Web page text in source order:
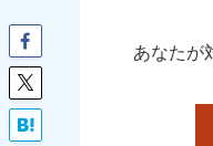
あなたが